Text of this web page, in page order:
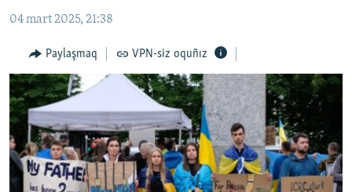
Qıdıruvğa
MEDENİYET
İNSAN AQLARI
VİDEO
SÜRET
BLOGLAR
FİKİR
04 mart 2025, 21:38
Paylaşmaq VPN-siz oquñız